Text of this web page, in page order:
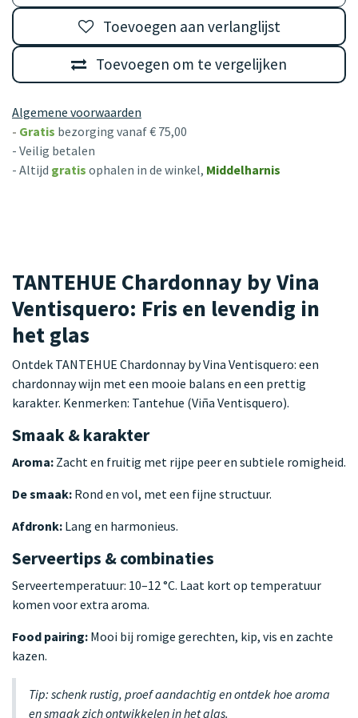
Toevoegen om te vergelijken
Toevoegen aan verlanglijst
Algemene voorwaarden
- Gratis bezorging vanaf € 75,00
- Veilig betalen
- Altijd gratis ophalen in de winkel, Middelharnis
TANTEHUE Chardonnay by Vina
Ventisquero: Fris en levendig in
het glas
Ontdek TANTEHUE Chardonnay by Vina Ventisquero: een
chardonnay wijn met een mooie balans en een prettig
karakter. Kenmerken: Tantehue (Viña Ventisquero).
Smaak & karakter
Aroma: Zacht en fruitig met rijpe peer en subtiele romigheid.
De smaak: Rond en vol, met een fijne structuur.
Afdronk: Lang en harmonieus.
Serveertips & combinaties
Serveertemperatuur: 10–12 °C. Laat kort op temperatuur
komen voor extra aroma.
Food pairing: Mooi bij romige gerechten, kip, vis en zachte
kazen.
Tip: schenk rustig, proef aandachtig en ontdek hoe aroma
en smaak zich ontwikkelen in het glas.